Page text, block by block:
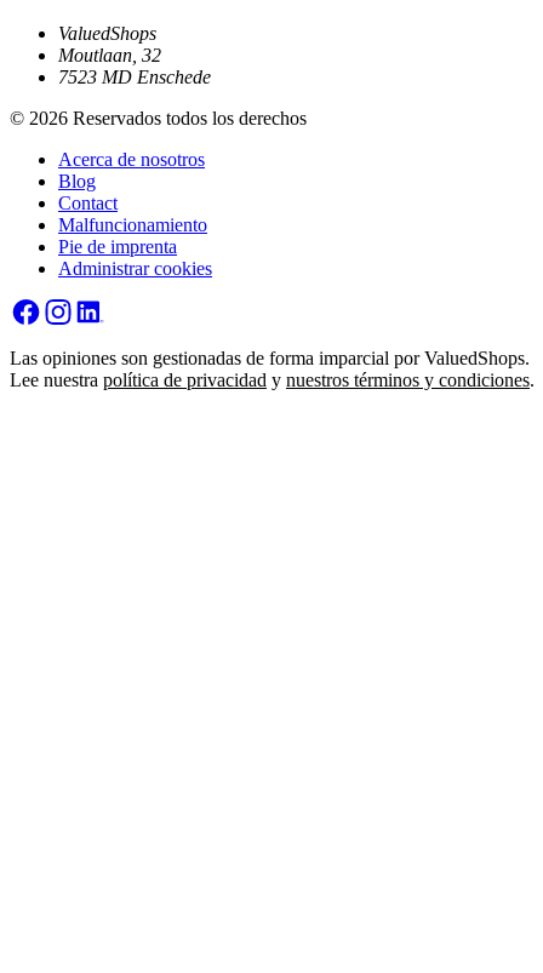
ValuedShops
Moutlaan, 32
7523 MD Enschede
© 2026 Reservados todos los derechos
Acerca de nosotros
Blog
Contact
Malfuncionamiento
Pie de imprenta
Administrar cookies
Las opiniones son gestionadas de forma imparcial por ValuedShops.
Lee nuestra política de privacidad y nuestros términos y condiciones.